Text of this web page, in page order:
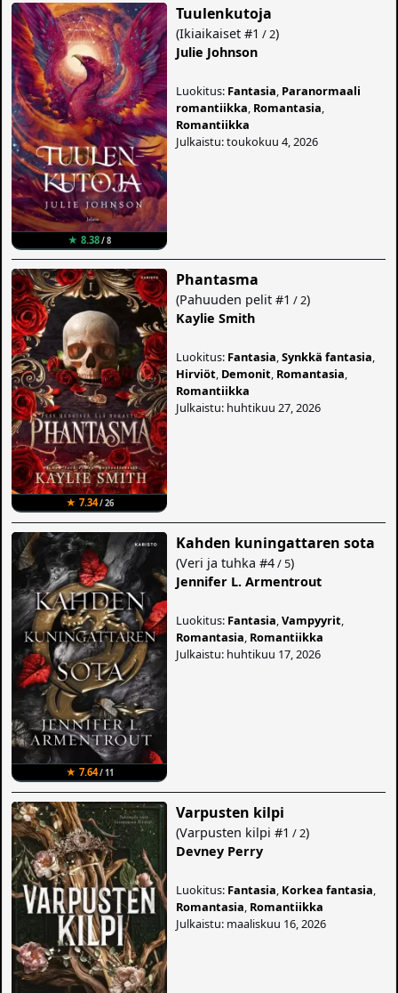
★ 8.38/ 8
Tuulenkutoja
(Ikiaikaiset #1 / 2)
Julie Johnson
Luokitus: Fantasia Paranormaali
romantiikka Romantasia
Romantiikka
Julkaistu: toukokuu 4, 2026
★ 7.34/ 26
Phantasma
(Pahuuden pelit #1 / 2)
Kaylie Smith
Luokitus: Fantasia ,Synkkä fantasia
Hirviöt Demonit Romantasia
Romantiikka
Julkaistu: huhtikuu 27, 2026
★ 7.64/ 11
Kahden kuningattaren sota
(Veri ja tuhka #4/ 5)
Jennifer L. Armentrout
Luokitus: Fantasia ,Vampyyrit
Romantasia Romantiikka
Julkaistu: huhtikuu 17, 2026
Varpusten kilpi
(Varpusten kilpi #1 / 2)
Devney Perry
Luokitus: Fantasia Korkea fantasia
Romantasia Romantiikka
Julkaistu: maaliskuu 16, 2026